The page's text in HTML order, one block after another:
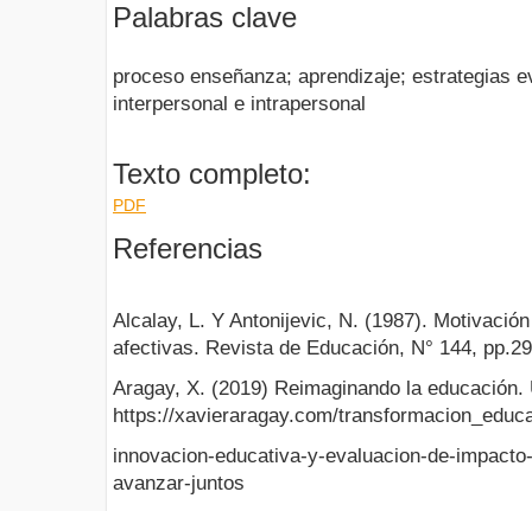
Palabras clave
proceso enseñanza; aprendizaje; estrategias
interpersonal e intrapersonal
Texto completo:
PDF
Referencias
Alcalay, L. Y Antonijevic, N. (1987).
afectivas. Revista de Educación, N° 144,
Aragay, X. (2019) Reimaginando la educación.
https://xavieraragay.com/
innovacion-educativa-y-evaluacion-de-
avanzar-juntos